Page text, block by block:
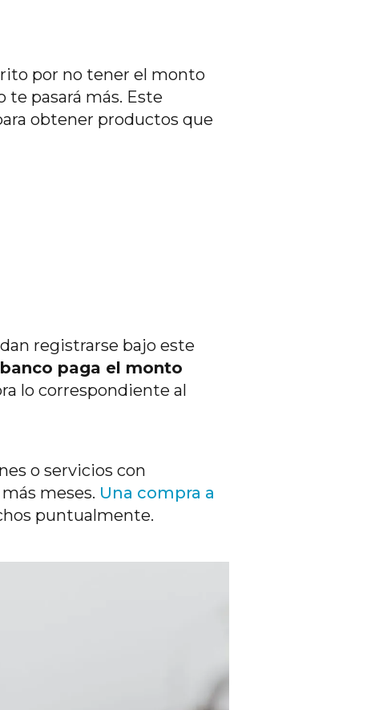
por no tener el monto
te pasará más. Este
obtener productos que
registrarse bajo este
paga el monto
lo correspondiente al
o servicios con
meses. Una compra a
puntualmente.